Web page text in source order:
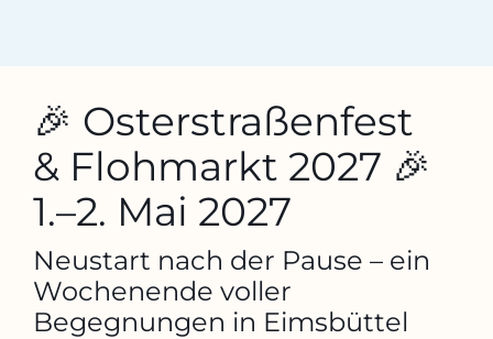
🎉 Osterstraßenfest
& Flohmarkt 2027 🎉
1.–2. Mai 2027
Neustart nach der Pause – ein
Wochenende voller
Begegnungen in Eimsbüttel